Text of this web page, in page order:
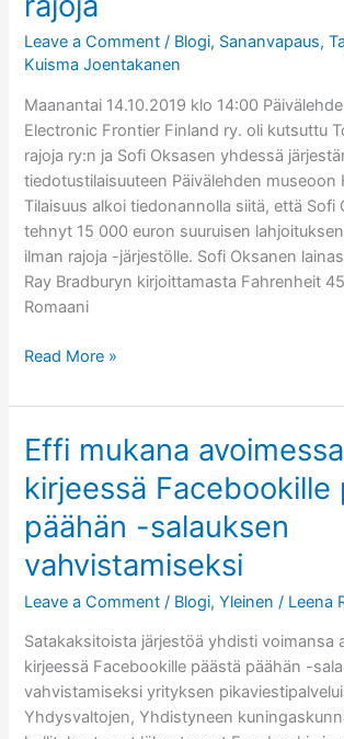
Leave a Comment / Blogi, Sananvapaus,
Kuisma Joentakanen
Maanantai 14.10.2019 klo 14:00
Electronic Frontier Finland ry. oli kutsuttu
rajoja ry:n ja Sofi Oksasen yhdessä
tiedotustilaisuuteen Päivälehden museoon
Tilaisuus alkoi tiedonannolla siitä, että Sofi
tehnyt 15 000 euron suuruisen
ilman rajoja -järjestölle. Sofi Oksanen
Ray Bradburyn kirjoittamasta Fahrenheit
Romaani
Tapahtumaraportti:
Oksanen
Toimittajat
ilman
rajoja
Read More »
Effi mukana avoimessa
kirjeessä Facebookille
päähän -salauksen
vahvistamiseksi
Leave a Comment / Blogi,Yleinen / Leena
Satakaksitoista järjestöä yhdisti voimansa
kirjeessä Facebookille päästä päähän -
vahvistamiseksi yrityksen
Yhdysvaltojen, Yhdistyneen